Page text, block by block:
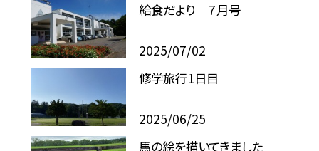
給食だより ７月号
2025/07/02
修学旅行1日目
2025/06/25
馬の絵を描いてきました